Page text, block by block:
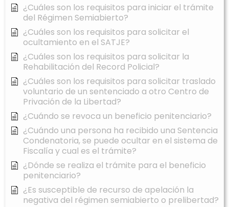
¿Cuáles son los requisitos para iniciar el trámite
del Régimen Semiabierto?
¿Cuáles son los requisitos para solicitar el
ocultamiento en el SATJE?
¿Cuáles son los requisitos para solicitar la
Rehabilitación del Record Policial?
¿Cuáles son los requisitos para solicitar traslado
voluntario de un sentenciado a otro Centro de
Privación de la Libertad?
¿Cuándo se revoca un beneficio penitenciario?
¿Cuándo una persona ha recibido una Sentencia
Condenatoria, se puede ocultar en el sistema de
Fiscalía y cual es el trámite?
¿Dónde se realiza el trámite para el beneficio
penitenciario?
¿Es susceptible de recurso de apelación la
negativa del régimen semiabierto o prelibertad?